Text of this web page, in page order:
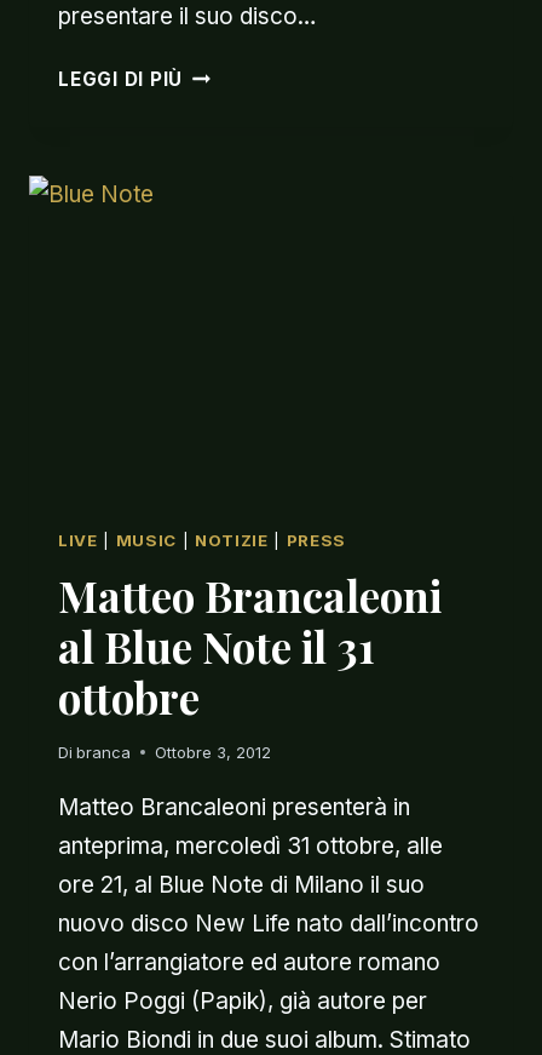
presentare il suo disco…
LEGGI DI PIÙ MATTEO
LIVE MUSIC NOTIZIE PRESS
Matteo Brancaleoni
al Blue Note il 31
ottobre
Di branca Ottobre 3, 2012
Matteo Brancaleoni presenterà in
anteprima, mercoledì 31 ottobre, alle
ore 21, al Blue Note di Milano il suo
nuovo disco New Life nato dall’incontro
con l’arrangiatore ed autore romano
Nerio Poggi (Papik), già autore per
Mario Biondi in due suoi album. Stimato